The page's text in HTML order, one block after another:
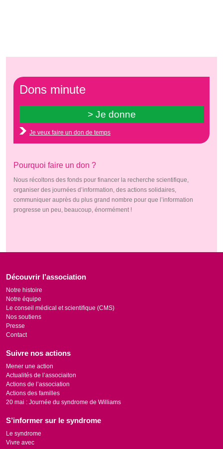
Dons minute
Je veux faire un don de temps
Pourquoi faire un don ?
Nous récoltons des fonds pour financer la recherche scientifique,
organiser des journées d’information, des actions solidaires,
communiquer auprès du plus grand nombre pour que l’information
progresse un peu, beaucoup, énormément !
Découvrir l’association
Notre histoire
Notre équipe
Le conseil médical et scientifique (CMS)
Nos soutiens
Presse
Contact
Suivre nos actions
Mener une action
Actualités de l’associaiton
Actions de l’association
Actions des familles
20 mai : Journée du syndrome de Williams
S’informer sur le syndrome
Le syndrome
Vivre avec